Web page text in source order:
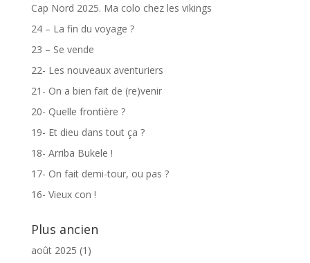
Cap Nord 2025. Ma colo chez les vikings
24 – La fin du voyage ?
23 – Se vende
22- Les nouveaux aventuriers
21- On a bien fait de (re)venir
20- Quelle frontière ?
19- Et dieu dans tout ça ?
18- Arriba Bukele !
17- On fait demi-tour, ou pas ?
16- Vieux con !
Plus ancien
août 2025 (1)